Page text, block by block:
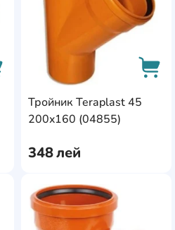
AddCardToCart
Тройник Teraplast 45
200x160 (04855)
348лей
AddCardToFavourite